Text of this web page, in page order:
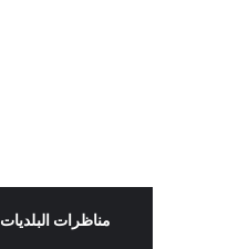
مناظرات البلديات